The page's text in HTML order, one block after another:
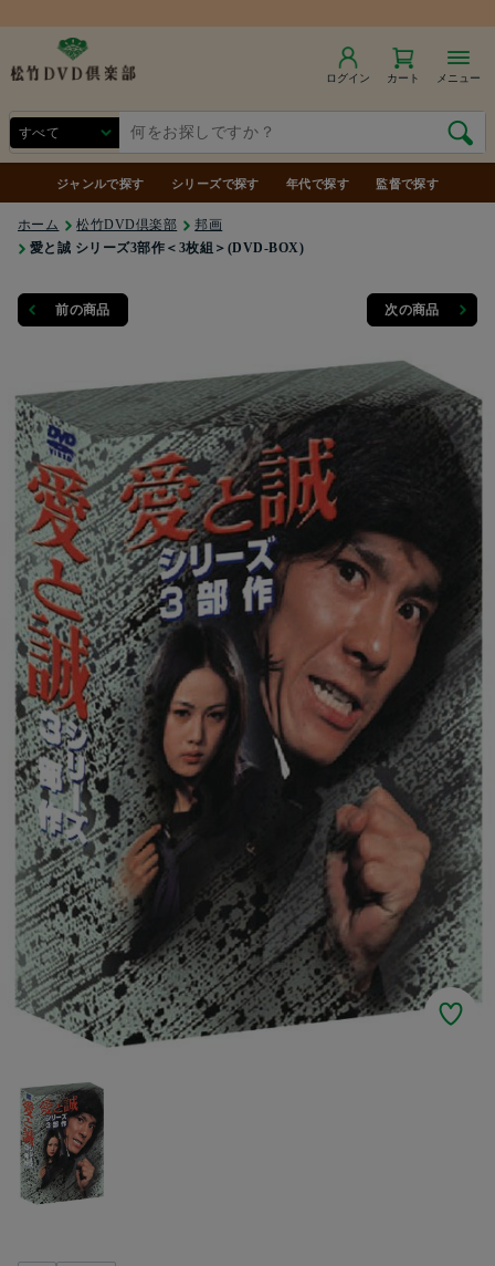
ログイン カート メニュー
ジャンルで探す シリーズで探す 年代で探す 監督で探す
ホーム 松竹DVD倶楽部
邦画
愛と誠 シリーズ3部作＜3枚組＞(DVD‐BOX)
前の商品 次の商品